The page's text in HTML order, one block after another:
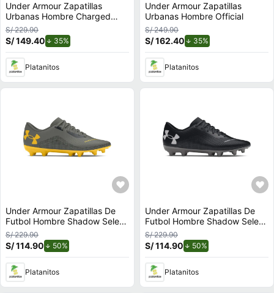
Under Armour Zapatillas
Urbanas Hombre Charged
Versurge
S/ 229.90
S/ 149.40 35%
Platanitos
Under Armour Zapatillas
Urbanas Hombre Official
S/ 249.90
S/ 162.40 35%
Platanitos
Under Armour Zapatillas De
Futbol Hombre Shadow Select
2 Fg
S/ 229.90
S/ 114.90 50%
Platanitos
Under Armour Zapatillas De
Futbol Hombre Shadow Select
2 Fg
S/ 229.90
S/ 114.90 50%
Platanitos